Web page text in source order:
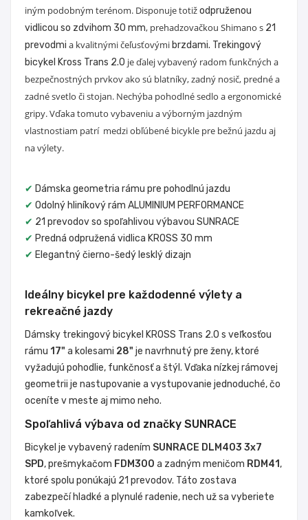
iným podobným terénom. Disponuje totižodpruženou
vidlicou so zdvihom 30 mm, prehadzovačkou Shimano s 21
prevodmi a kvalitnými čeľusťovými brzdami. Trekingový
bicykel Kross Trans 2.0 je ďalej vybavený radom funkčných a
bezpečnostných prvkov ako sú blatníky, zadný nosič, predné a
zadné svetlo či stojan. Nechýba pohodlné sedlo a ergonomické
gripy. Vďaka tomuto vybaveniu a výborným jazdným
vlastnostiam patrí medzi obľúbené bicykle pre bežnú jazdu aj
na výlety.
✔ Dámska geometria rámu pre pohodlnú jazdu
✔ Odolný hliníkový rám ALUMINIUM PERFORMANCE
✔ 21 prevodov so spoľahlivou výbavou SUNRACE
✔ Predná odpružená vidlica KROSS 30 mm
✔ Elegantný čierno-šedý lesklý dizajn
Ideálny bicykel pre každodenné výlety a
rekreačné jazdy
Dámsky trekingový bicykel KROSS Trans 2.0 s veľkosťou
rámu 17" a kolesami 28" je navrhnutý pre ženy, ktoré
vyžadujú pohodlie, funkčnosť a štýl. Vďaka nízkej rámovej
geometrii je nastupovanie a vystupovanie jednoduché, čo
oceníte v meste aj mimo neho.
Spoľahlivá výbava od značky SUNRACE
Bicykel je vybavený radením SUNRACE DLM403 3x7
SPD, prešmykačom FDM300 a zadným meničom RDM41 ,
ktoré spolu ponúkajú 21 prevodov. Táto zostava
zabezpečí hladké a plynulé radenie, nech už sa vyberiete
kamkoľvek.